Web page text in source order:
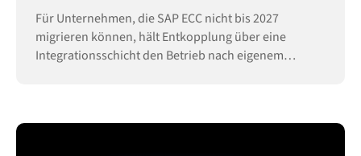
Für Unternehmen, die SAP ECC nicht bis 2027
migrieren können, hält Entkopplung über eine
Integrationsschicht den Betrieb nach eigenem